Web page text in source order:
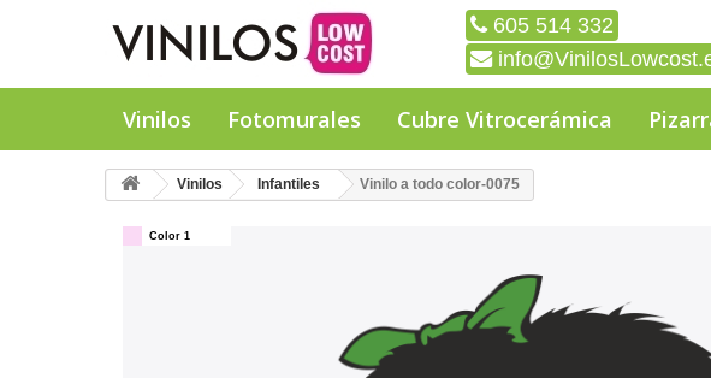
605 514 332
Vinilos Fotomurales Cubre Vitrocerámica
Vinilos Infantiles Vinilo a todo color-0075
Color 1